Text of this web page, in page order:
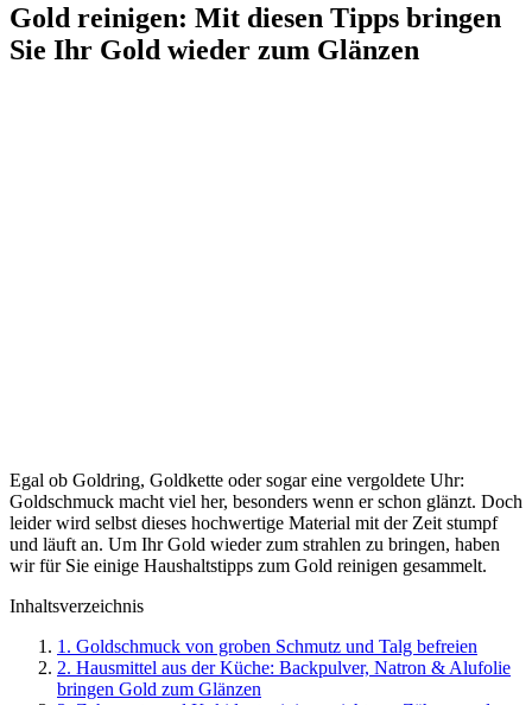
Gold reinigen: Mit diesen Tipps bringen
Sie Ihr Gold wieder zum Glänzen
Egal ob Goldring, Goldkette oder sogar eine vergoldete Uhr:
Goldschmuck macht viel her, besonders wenn er schon glänzt. Doch
leider wird selbst dieses hochwertige Material mit der Zeit stumpf
und läuft an. Um Ihr Gold wieder zum strahlen zu bringen, haben
wir für Sie einige Haushaltstipps zum Gold reinigen gesammelt.
Inhaltsverzeichnis
1. Goldschmuck von groben Schmutz und Talg befreien
2. Hausmittel aus der Küche: Backpulver, Natron & Alufolie
bringen Gold zum Glänzen